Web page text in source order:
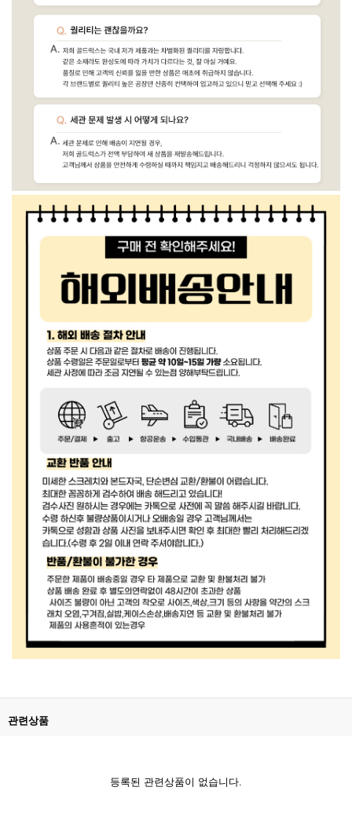
관련상품
등록된 관련상품이 없습니다.